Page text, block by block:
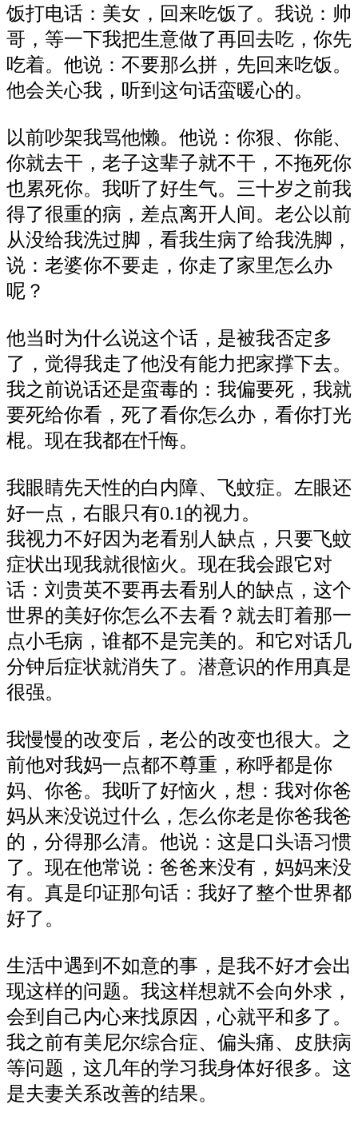
饭打电话：美女，回来吃饭了。我说：帅
哥，等一下我把生意做了再回去吃，你先
吃着。他说：不要那么拼，先回来吃饭。
他会关心我，听到这句话蛮暖心的。
以前吵架我骂他懒。他说：你狠、你能、
你就去干，老子这辈子就不干，不拖死你
也累死你。我听了好生气。三十岁之前我
得了很重的病，差点离开人间。老公以前
从没给我洗过脚，看我生病了给我洗脚，
说：老婆你不要走，你走了家里怎么办
呢？
他当时为什么说这个话，是被我否定多
了，觉得我走了他没有能力把家撑下去。
我之前说话还是蛮毒的：我偏要死，我就
要死给你看，死了看你怎么办，看你打光
棍。现在我都在忏悔。
我眼睛先天性的白内障、飞蚊症。左眼还
好一点，右眼只有0.1的视力。
我视力不好因为老看别人缺点，只要飞蚊
症状出现我就很恼火。现在我会跟它对
话：刘贵英不要再去看别人的缺点，这个
世界的美好你怎么不去看？就去盯着那一
点小毛病，谁都不是完美的。和它对话几
分钟后症状就消失了。潜意识的作用真是
很强。
我慢慢的改变后，老公的改变也很大。之
前他对我妈一点都不尊重，称呼都是你
妈、你爸。我听了好恼火，想：我对你爸
妈从来没说过什么，怎么你老是你爸我爸
的，分得那么清。他说：这是口头语习惯
了。现在他常说：爸爸来没有，妈妈来没
有。真是印证那句话：我好了整个世界都
好了。
生活中遇到不如意的事，是我不好才会出
现这样的问题。我这样想就不会向外求，
会到自己内心来找原因，心就平和多了。
我之前有美尼尔综合症、偏头痛、皮肤病
等问题，这几年的学习我身体好很多。这
是夫妻关系改善的结果。